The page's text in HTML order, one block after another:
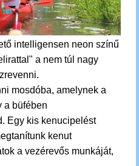
intelligensen neon színű
a nem túl nagy
mosdóba, amelynek a
a büfében
Egy kis kenucipelést
kenut
a vezérevős munkáját,